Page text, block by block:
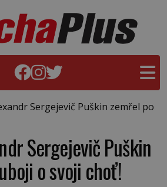
Sergejevič Puškin zemřel po
Sergejevič Puškin
o svoji choť!